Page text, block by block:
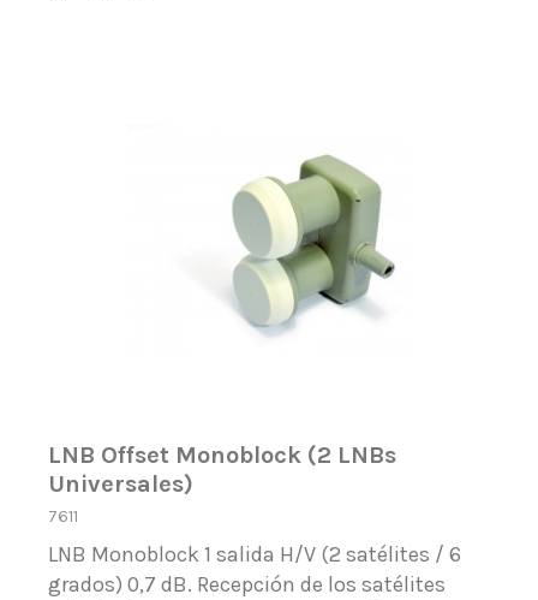
LNB Offset Monoblock (2 LNBs
Universales)
7611
LNB Monoblock 1 salida H/V (2 satélites / 6
grados) 0,7 dB. Recepción de los satélites